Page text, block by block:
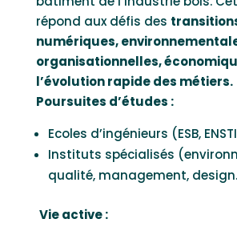
répond aux défis des
numériques,
organisationnelles,
l’évolution rapide des métiers.
Poursuites d’études :
Ecoles d’ingénieurs (ESB,
Instituts spécialisés
qualité, management,
Vie active :